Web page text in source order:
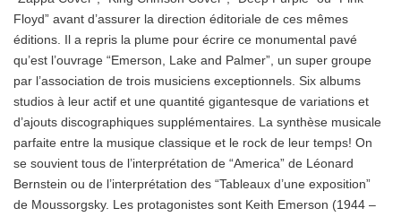
Floyd” avant d’assurer la direction éditoriale de ces mêmes
éditions. Il a repris la plume pour écrire ce monumental pavé
qu’est l’ouvrage “Emerson, Lake and Palmer”, un super groupe
par l’association de trois musiciens exceptionnels. Six albums
studios à leur actif et une quantité gigantesque de variations et
d’ajouts discographiques supplémentaires. La synthèse musicale
parfaite entre la musique classique et le rock de leur temps! On
se souvient tous de l’interprétation de “America” de Léonard
Bernstein ou de l’interprétation des “Tableaux d’une exposition”
de Moussorgsky. Les protagonistes sont Keith Emerson (1944 –